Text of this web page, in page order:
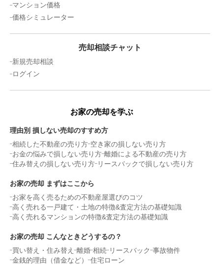
マンション価格
価格シミュレーター
売却相談チャット
新規売却相談
ログイン
お家の売却を学ぶ
理由別 損しない売却のすすめ方
相続した不動産の売り方 空き家の損しない売り方
お金の悩みで損しない売り方 離婚による不動産の売り方
住み替えの損しない売り方 リースバックで損しない売り方
お家の売却 まずはここから
お家を高く売るための不動産屋選びのコツ
高く売れる一戸建て・土地の特徴&査定方法の基礎知識
高く売れるマンションの特徴&査定方法の基礎知識
お家の売却 こんなときどうするの？
買い替え・住み替え
離婚 相続 リースバック 事故物件
金銭的理由（借金など）
住宅ローン